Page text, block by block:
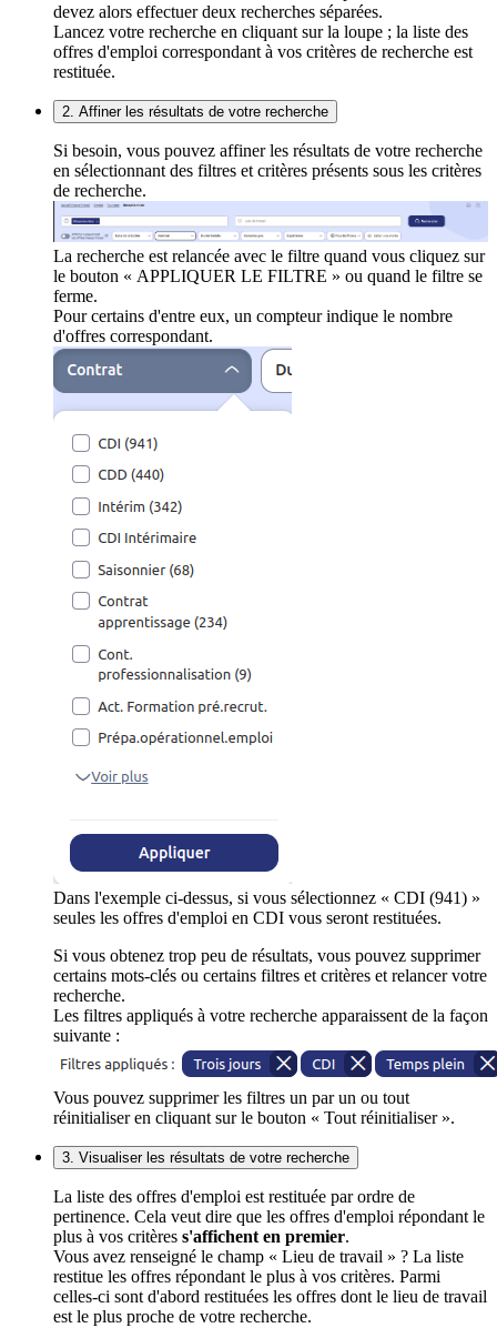
devez alors effectuer deux recherches séparées.
Lancez votre recherche en cliquant sur la loupe ; la liste des
offres d'emploi correspondant à vos critères de recherche est
restituée.
2. Affiner les résultats de votre recherche
Si besoin, vous pouvez affiner les résultats de votre recherche
en sélectionnant des filtres et critères présents sous les critères
de recherche.
La recherche est relancée avec le filtre quand vous cliquez sur
le bouton « APPLIQUER LE FILTRE » ou quand le filtre se
ferme.
Pour certains d'entre eux, un compteur indique le nombre
d'offres correspondant.
Dans l'exemple ci-dessus, si vous sélectionnez « CDI (941) »
seules les offres d'emploi en CDI vous seront restituées.
Si vous obtenez trop peu de résultats, vous pouvez supprimer
certains mots-clés ou certains filtres et critères et relancer votre
recherche.
Les filtres appliqués à votre recherche apparaissent de la façon
suivante :
Vous pouvez supprimer les filtres un par un ou tout
réinitialiser en cliquant sur le bouton « Tout réinitialiser ».
3. Visualiser les résultats de votre recherche
La liste des offres d'emploi est restituée par ordre de
pertinence. Cela veut dire que les offres d'emploi répondant le
plus à vos critères s'affichent en premier.
Vous avez renseigné le champ « Lieu de travail » ? La liste
restitue les offres répondant le plus à vos critères. Parmi
celles-ci sont d'abord restituées les offres dont le lieu de travail
est le plus proche de votre recherche.